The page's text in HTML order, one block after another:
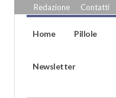
Redazione Contatti
Home Pillole
Newsletter